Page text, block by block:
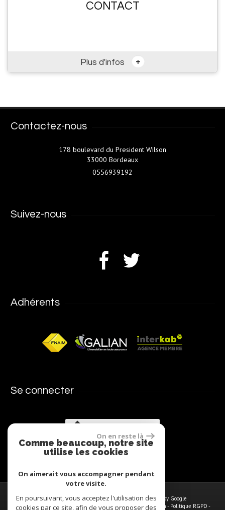
CONTACT
Plus d'infos +
Contactez-nous
178 boulevard du President Wilson
33000 Bordeaux
0556939192
Suivez-nous
Adhérents
Se connecter
© 2026 | Tous droits réservés | Traduction powered by Google
Plan du site-Mentions légales -Nos honoraires-Liens-Admin - Politique RGPD -
On en reste là
Comme beaucoup, notre site
utilise les cookies
On aimerait vous accompagner pendant
votre visite.
En poursuivant, vous acceptez l'utilisation des
cookies par ce site, afin de vous proposer des